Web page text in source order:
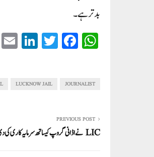
بدتر ہے۔
W
ha
A
Fa
ce
ok
T
wi
r
Li
nk
In JOURNALIST
LUCKNOW JAIL
PREVIOUS POST
LIC نے اڈانی گروپ کیساتھ سرمایہ کاری کی دی جانکاری